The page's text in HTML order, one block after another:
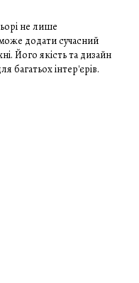
не лише
додати сучасний
Його якість та дизайн
багатьох інтер'єрів.